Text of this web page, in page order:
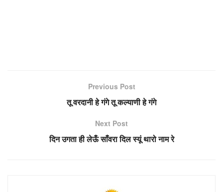
Previous Post
तू वरदानी हे गंगे तू कल्याणी हे गंगे
Next Post
दिन उगता ही लेऊँ साँवरा दिल स्यूं थारो नाम रे